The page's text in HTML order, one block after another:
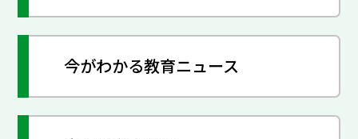
今がわかる教育ニュース